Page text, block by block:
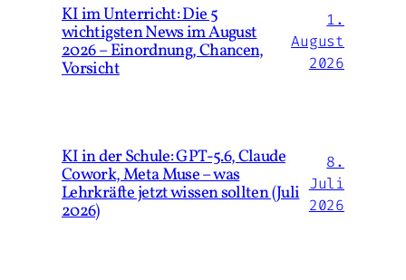
KI im Unterricht: Die 5
wichtigsten News im August
2026 – Einordnung, Chancen,
Vorsicht
1.
August
2026
KI in der Schule: GPT-5.6, Claude
Cowork, Meta Muse – was
Lehrkräfte jetzt wissen sollten (Juli
2026)
8.
Juli
2026